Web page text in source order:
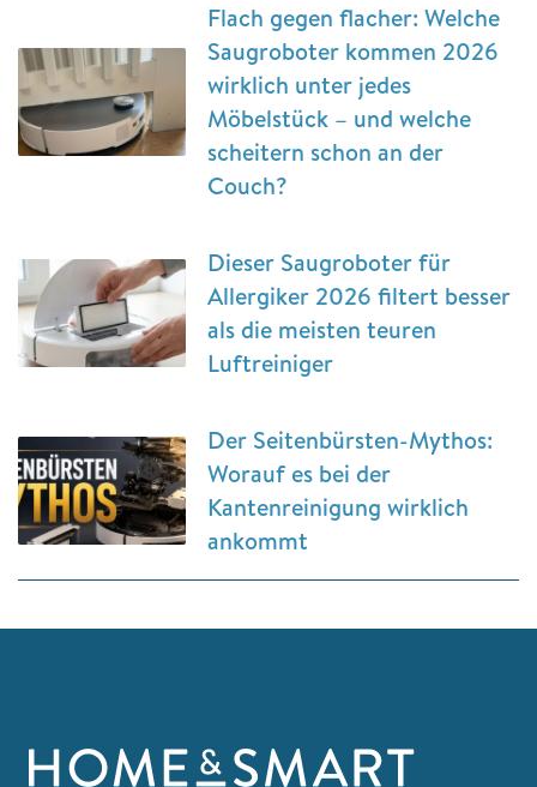
Flach gegen flacher: Welche
Saugroboter kommen 2026
wirklich unter jedes
Möbelstück – und welche
scheitern schon an der
Couch?
Dieser Saugroboter für
Allergiker 2026 filtert besser
als die meisten teuren
Luftreiniger
Der Seitenbürsten-Mythos:
Worauf es bei der
Kantenreinigung wirklich
ankommt